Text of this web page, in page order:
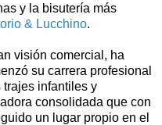
y la bisutería más
& Lucchino.
visión comercial, ha
su carrera profesional
trajes infantiles y
consolidada que con
un lugar propio en el